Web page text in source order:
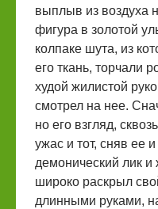
выплыв из воздуха
фигура в золотой
колпаке шута, из
его ткань, торчали
худой жилистой
смотрел на нее.
но его взгляд,
ужас и тот, сняв ее
демонический лик и
широко раскрыл
длинными руками,